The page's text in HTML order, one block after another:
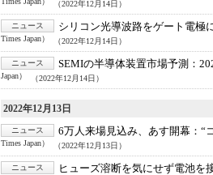
Times Japan） （2022年12月14日）
ニュース シリコン光導波路をゲート電極
Times Japan） （2022年12月14日）
ニュース SEMIの半導体装置市場予測：
Japan） （2022年12月14日）
2022年12月13日
ニュース 6万人来場見込み、あす開幕： “
Times Japan） （2022年12月13日）
ニュース ヒューズ溶断を気にせず電池を